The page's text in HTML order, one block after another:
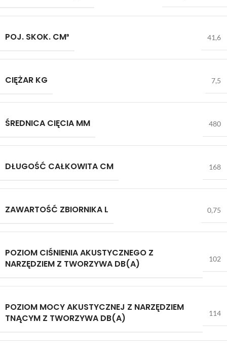
POJ. SKOK. CM³ 41,6
CIĘŻAR KG 7,5
ŚREDNICA CIĘCIA MM 480
DŁUGOŚĆ CAŁKOWITA CM 168
ZAWARTOŚĆ ZBIORNIKA L 0,75
POZIOM CIŚNIENIA AKUSTYCZNEGO Z
NARZĘDZIEM Z TWORZYWA DB(A)
102
POZIOM MOCY AKUSTYCZNEJ Z NARZĘDZIEM
TNĄCYM Z TWORZYWA DB(A)
114